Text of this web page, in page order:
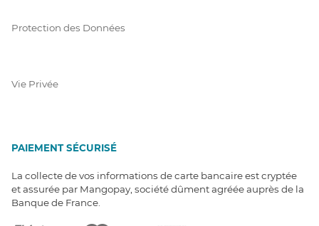
Protection des Données
Vie Privée
PAIEMENT SÉCURISÉ
La collecte de vos informations de carte bancaire est cryptée
et assurée par Mangopay, société dûment agréée auprès de la
Banque de France.